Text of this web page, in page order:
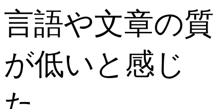
言語や文章の質
が低いと感じ